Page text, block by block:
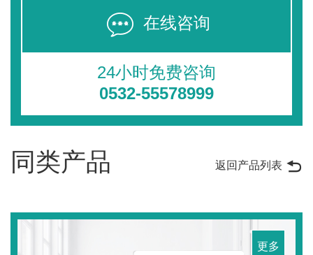
在线咨询
24小时免费咨询
0532-55578999
同类产品 返回产品列表
更多